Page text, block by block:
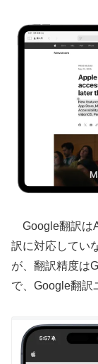
Google翻訳は
訳に対応してい
が、翻訳精度は
で、Google翻訳